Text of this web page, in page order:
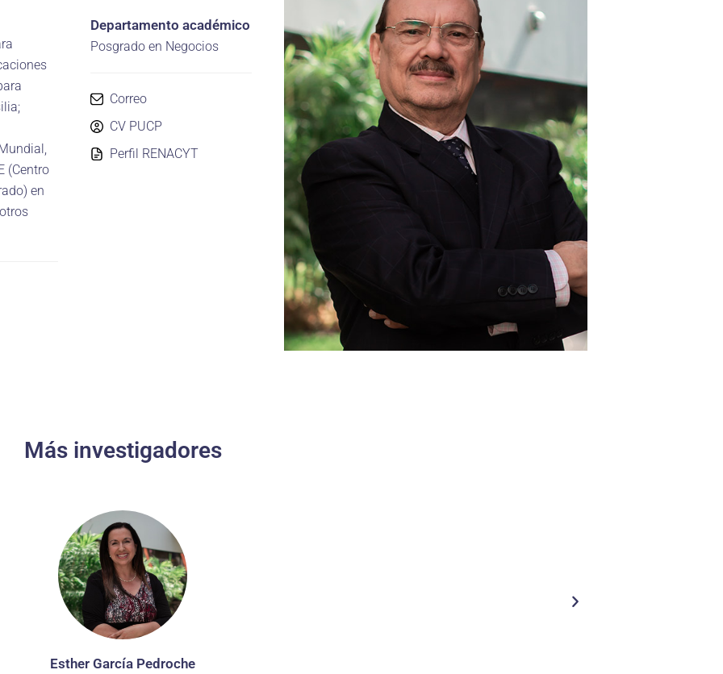
(Centro
en
Departamento académico
Posgrado en Negocios
Correo
CV PUCP
Perfil RENACYT
Más investigadores
Esther García Pedroche